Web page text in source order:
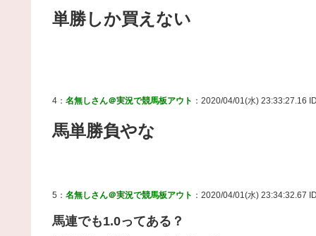
単勝しか買えない
4： 名無しさん＠実況で競馬板アウト ：2020/04/01(水) 23:33:27.16
馬単勝負やな
5： 名無しさん＠実況で競馬板アウト ：2020/04/01(水) 23:34:32.67
馬連でも1.0ってある？